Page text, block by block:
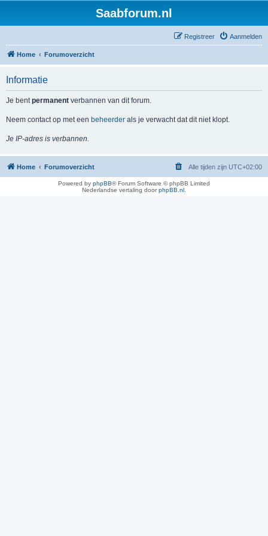
Saabforum.nl
Aanmelden
Registreer
Home Forumoverzicht
Informatie
Je bentpermanent verbannen van dit forum.
Neem contact op met een beheerder als je verwacht dat dit niet klopt.
Je IP-adres is verbannen.
Home Forumoverzicht Alle tijden zijn UTC+02:00
Powered by phpBB® Forum Software © phpBB Limited
Nederlandse vertaling doorphpBB.nl